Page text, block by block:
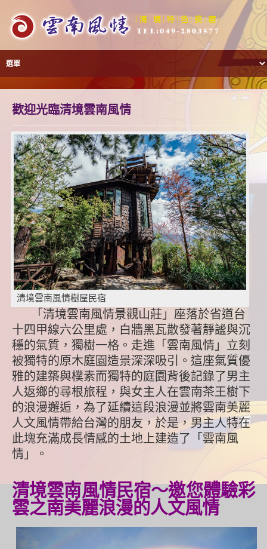
歡迎光臨清境雲南風情
清境雲南風情樹屋民宿
「清境雲南風情景觀山莊」座落於省道台
十四甲線六公里處，白牆黑瓦散發著靜謐與沉
穩的氣質，獨樹一格。走進「雲南風情」立刻
被獨特的原木庭園造景深深吸引。這座氣質優
雅的建築與樸素而獨特的庭園背後記錄了男主
人返鄉的尋根旅程，與女主人在雲南茶王樹下
的浪漫邂逅，為了延續這段浪漫並將雲南美麗
人文風情帶給台灣的朋友，於是，男主人特在
此塊充滿成長情感的土地上建造了「雲南風
情」。
清境雲南風情民宿～邀您體驗彩
雲之南美麗浪漫的人文風情